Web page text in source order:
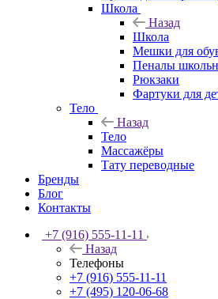
Школа
Назад
Школа
Мешки для
Пеналы
Рюкзаки
Фартуки для
Тело
Назад
Тело
Массажёры
Тату переводные
Бренды
Блог
Контакты
+7 (916) 555-11-11
Назад
Телефоны
+7 (916) 555-11-11
+7 (495) 120-06-68